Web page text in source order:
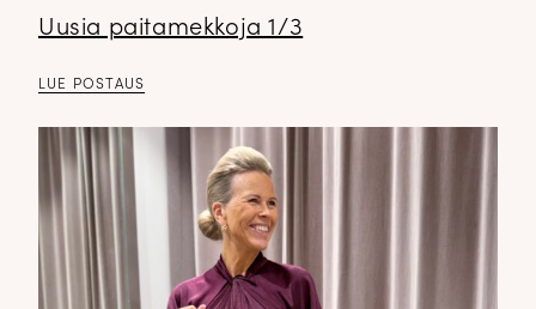
Uusia paitamekkoja 1/3
LUE POSTAUS